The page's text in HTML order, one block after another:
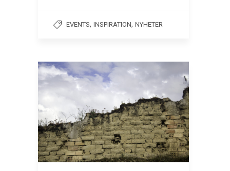
EVENTS, INSPIRATION, NYHETER